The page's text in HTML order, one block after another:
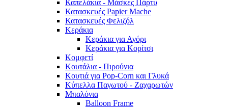
Καπελάκια - Μάσκες Πάρτυ
Κατασκευές Papier Mache
Κατασκευές Φελιζόλ
Κεράκια
Κεράκια για Αγόρι
Κεράκια για Κορίτσι
Κομφετί
Κουτάλια - Πιρούνια
Κουτιά για Pop-Corn και Γλυκά
Κύπελλα Παγωτού - Ζαχαρωτών
Μπαλόνια
Balloon Frame